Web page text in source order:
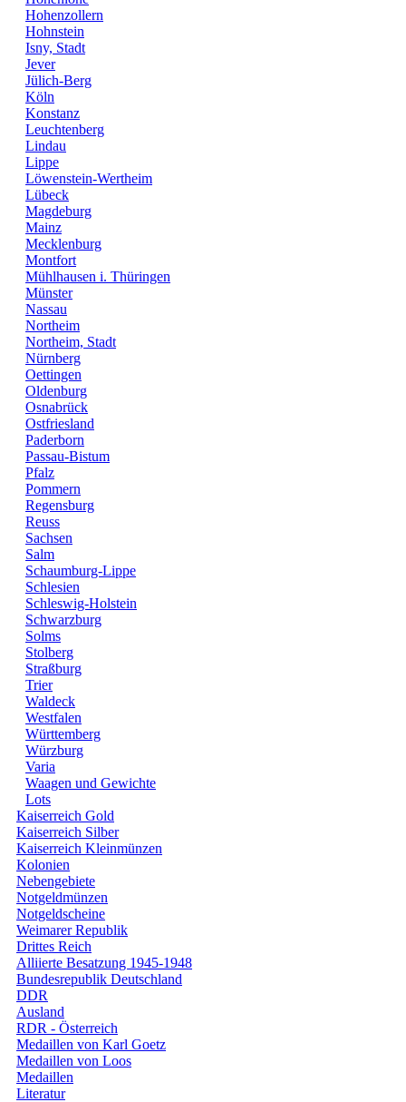
Hohenzollern
Hohnstein
Isny, Stadt
Jever
Jülich-Berg
Köln
Konstanz
Leuchtenberg
Lindau
Lippe
Löwenstein-Wertheim
Lübeck
Magdeburg
Mainz
Mecklenburg
Montfort
Mühlhausen i. Thüringen
Münster
Nassau
Northeim
Northeim, Stadt
Nürnberg
Oettingen
Oldenburg
Osnabrück
Ostfriesland
Paderborn
Passau-Bistum
Pfalz
Pommern
Regensburg
Reuss
Sachsen
Salm
Schaumburg-Lippe
Schlesien
Schleswig-Holstein
Schwarzburg
Solms
Stolberg
Straßburg
Trier
Waldeck
Westfalen
Württemberg
Würzburg
Varia
Waagen und Gewichte
Lots
Kaiserreich Gold
Kaiserreich Silber
Kaiserreich Kleinmünzen
Kolonien
Nebengebiete
Notgeldmünzen
Notgeldscheine
Weimarer Republik
Drittes Reich
Alliierte Besatzung 1945-1948
Bundesrepublik Deutschland
DDR
Ausland
RDR - Österreich
Medaillen von Karl Goetz
Medaillen von Loos
Medaillen
Literatur